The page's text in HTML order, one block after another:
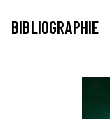
BIBLIOGRAPHIE